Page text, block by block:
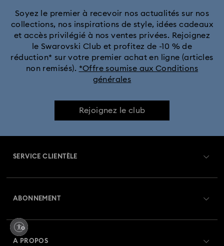
Soyez le premier à recevoir nos actualités sur nos
collections, nos inspirations de style, idées cadeaux
et accès privilégié à nos ventes privées. Rejoignez
le Swarovski Club et profitez de -10 % de
réduction* sur votre premier achat en ligne (articles
non remisés). *Offre soumise aux Conditions
générales
Rejoignez le club
SERVICE CLIENTÈLE
Solde de la carte cadeau
ABONNEMENT
Créer un compte
A PROPOS